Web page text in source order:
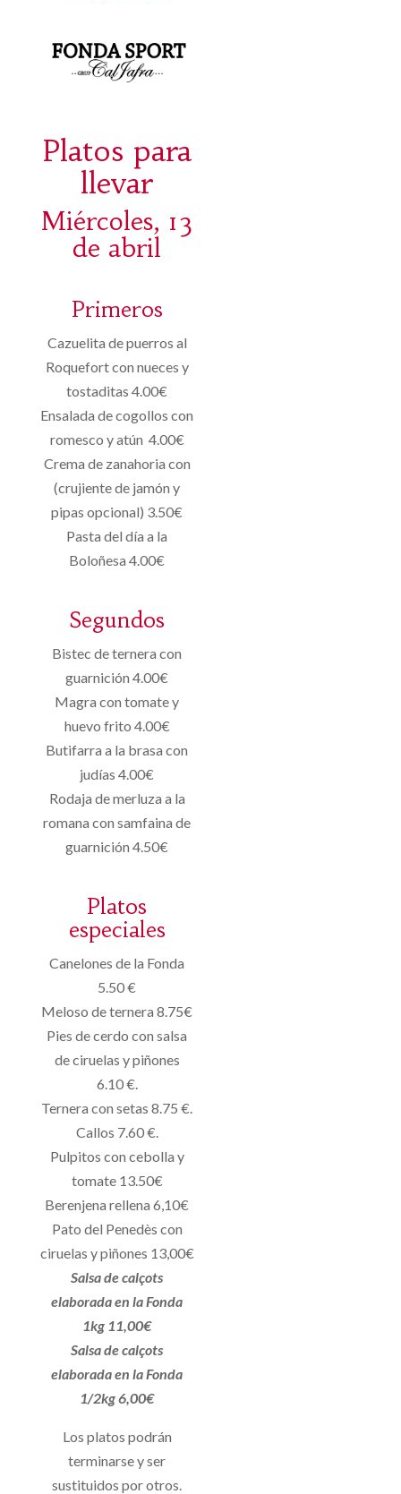
Platos para
llevar
Miércoles, 13
de abril
Primeros
Cazuelita de puerros al
Roquefort con nueces y
tostaditas 4.00€
Ensalada de cogollos con
romesco y atún 4.00€
Crema de zanahoria con
(crujiente de jamón y
pipas opcional) 3.50€
Pasta del día a la
Boloñesa 4.00€
Segundos
Bistec de ternera con
guarnición 4.00€
Magra con tomate y
huevo frito 4.00€
Butifarra a la brasa con
judías 4.00€
Rodaja de merluza a la
romana con samfaina de
guarnición 4.50€
Platos
especiales
Canelones de la Fonda
5.50 €
Meloso de ternera 8.75€
Pies de cerdo con salsa
de ciruelas y piñones
6.10 €.
Ternera con setas 8.75 €.
Callos 7.60 €.
Pulpitos con cebolla y
tomate 13.50€
Berenjena rellena 6,10€
Pato del Penedès con
ciruelas y piñones 13,00€
Salsa de calçots
elaborada en la Fonda
1kg 11,00€
Salsa de calçots
elaborada en la Fonda
1/2kg 6,00€
Los platos podrán
terminarse y ser
sustituidos por otros.